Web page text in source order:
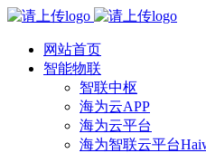
网站首页
智能物联
智联中枢
海为云APP
海为云平台
海为智联云平台